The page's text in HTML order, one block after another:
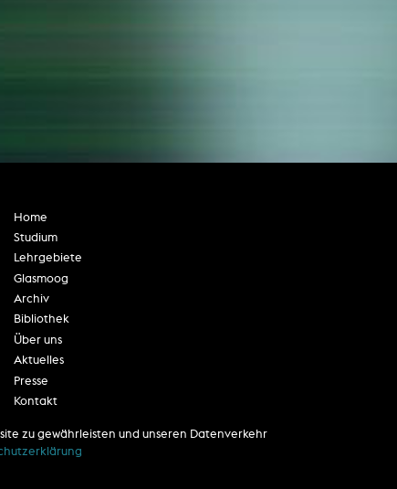
Home
Studium
Lehrgebiete
Glasmoog
Archiv
Bibliothek
Über uns
Aktuelles
Presse
Kontakt
Datenschutzerklärung
zu gewährleisten und unseren Datenverkehr